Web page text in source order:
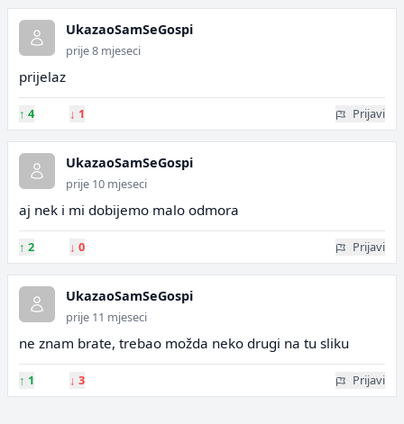
UkazaoSamSeGospi
prije 8 mjeseci
prijelaz
↑ 4 ↓ 1 Prijavi
UkazaoSamSeGospi
prije 10 mjeseci
aj nek i mi dobijemo malo odmora
↑ 2 ↓ 0 Prijavi
UkazaoSamSeGospi
prije 11 mjeseci
ne znam brate, trebao možda neko drugi na tu sliku
↑ 1 ↓ 3 Prijavi